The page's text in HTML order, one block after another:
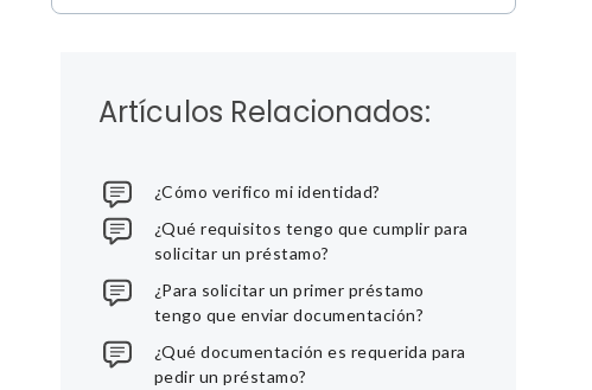
Artículos Relacionados:
¿Cómo verifico mi identidad?
¿Qué requisitos tengo que cumplir para
solicitar un préstamo?
¿Para solicitar un primer préstamo
tengo que enviar documentación?
¿Qué documentación es requerida para
pedir un préstamo?